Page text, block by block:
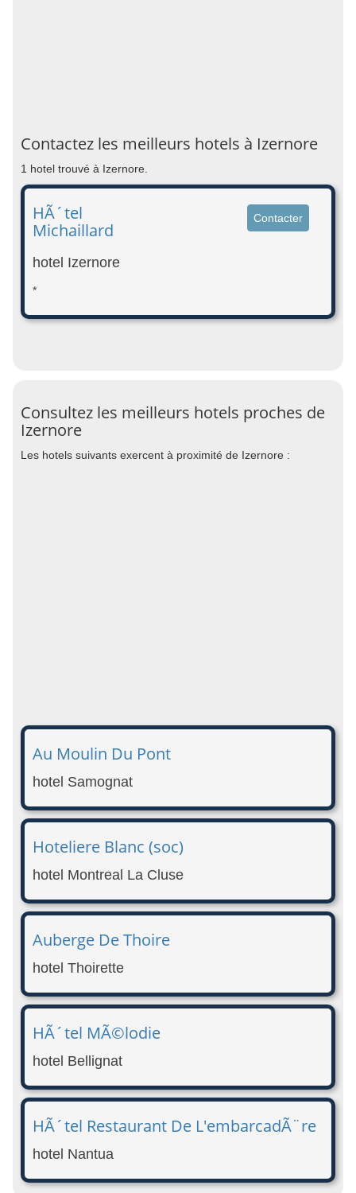
Contactez les meilleurs hotels à Izernore
1 hotel trouvé à Izernore.
HÃ´tel
Michaillard
Contacter
hotel Izernore
*
Consultez les meilleurs hotels proches de
Izernore
Les hotels suivants exercent à proximité de Izernore :
Au Moulin Du Pont
hotel Samognat
Hoteliere Blanc (soc)
hotel Montreal La Cluse
Auberge De Thoire
hotel Thoirette
HÃ´tel MÃ©lodie
hotel Bellignat
HÃ´tel Restaurant De L'embarcadÃ¨re
hotel Nantua